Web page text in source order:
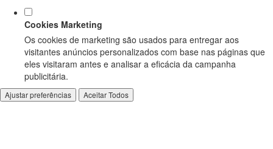
Cookies Marketing
Os cookies de marketing são usados para entregar aos
visitantes anúncios personalizados com base nas páginas que
eles visitaram antes e analisar a eficácia da campanha
publicitária.
Ajustar preferências Aceitar Todos